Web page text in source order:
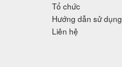
Tổ chức
Hướng dẫn sử dụng
Liên hệ